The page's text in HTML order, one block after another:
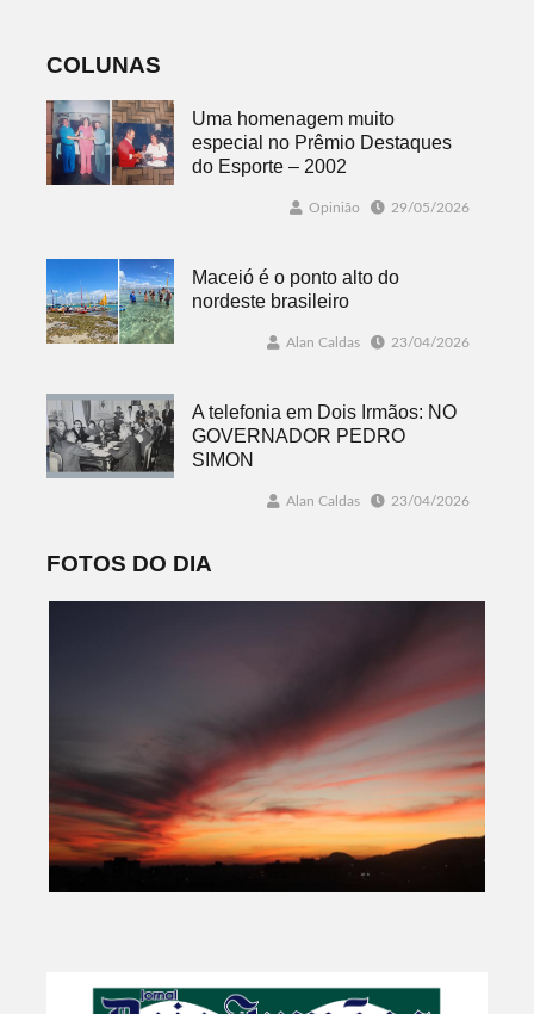
COLUNAS
Uma homenagem muito
especial no Prêmio Destaques
do Esporte – 2002
Opinião 29/05/2026
Maceió é o ponto alto do
nordeste brasileiro
Alan Caldas 23/04/2026
A telefonia em Dois Irmãos: NO
GOVERNADOR PEDRO
SIMON
Alan Caldas 23/04/2026
FOTOS DO DIA